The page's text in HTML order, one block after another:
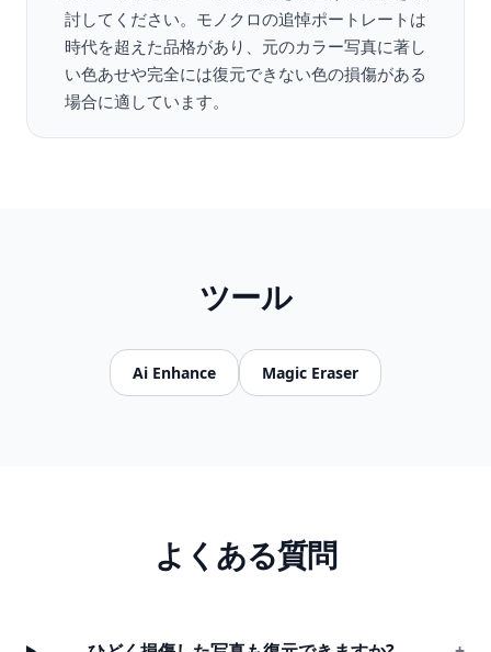
討してください。モノクロの追悼ポートレートは
時代を超えた品格があり、元のカラー写真に著し
い色あせや完全には復元できない色の損傷がある
場合に適しています。
ツール
Ai Enhance Magic Eraser
よくある質問